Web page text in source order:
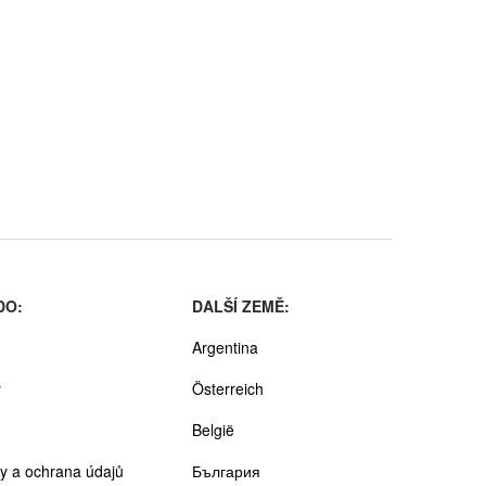
a ochrana údajů
DALŠÍ ZEMĚ:
Argentina
Österreich
België
България